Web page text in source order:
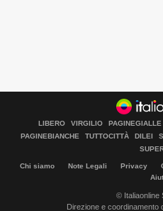
LIBERO VIRGILIO PAGINEGIALLE
PAGINEBIANCHE
TUTTOCITTÀ DILEI
Chi siamo Note Legali Privacy
© Italiaonline
Direzione e coordinamento